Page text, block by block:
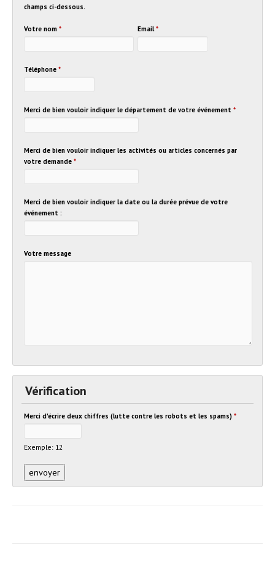
champs ci-dessous.
Votre nom * Email*
Téléphone *
Merci de bien vouloir indiquer le département de votre événement *
Merci de bien vouloir indiquer les activités ou articles concernés par
votre demande *
Merci de bien vouloir indiquer la date ou la durée prévue de votre
événement :
Votre message
Vérification
Merci d'écrire deux chiffres (lutte contre les robots et les spams) *
Exemple: 12